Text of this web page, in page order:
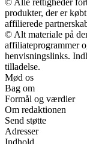
© Alle rettigheder
produkter, der er
affilierede
© Alt materiale på
affiliateprogrammer
henvisningslinks.
tilladelse.
Mød os
Bag om
Formål og værdier
Om redaktionen
Send støtte
Adresser